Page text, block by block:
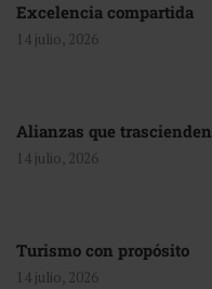
Excelencia compartida
14 julio, 2026
Alianzas que trascienden
14 julio, 2026
Turismo con propósito
14 julio, 2026